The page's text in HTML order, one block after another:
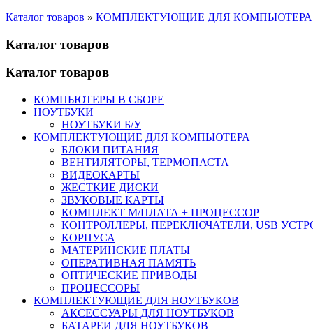
Каталог товаров » КОМПЛЕКТУЮЩИЕ ДЛЯ КОМПЬЮТЕРА
Каталог товаров
Каталог товаров
КОМПЬЮТЕРЫ В СБОРЕ
НОУТБУКИ
НОУТБУКИ Б/У
КОМПЛЕКТУЮЩИЕ ДЛЯ КОМПЬЮТЕРА
БЛОКИ ПИТАНИЯ
ВЕНТИЛЯТОРЫ, ТЕРМОПАСТА
ВИДЕОКАРТЫ
ЖЕСТКИЕ ДИСКИ
ЗВУКОВЫЕ КАРТЫ
КОМПЛЕКТ М/ПЛАТА + ПРОЦЕССОР
КОНТРОЛЛЕРЫ, ПЕРЕКЛЮЧАТЕЛИ, USB
КОРПУСА
МАТЕРИНСКИЕ ПЛАТЫ
ОПЕРАТИВНАЯ ПАМЯТЬ
ОПТИЧЕСКИЕ ПРИВОДЫ
ПРОЦЕССОРЫ
КОМПЛЕКТУЮЩИЕ ДЛЯ НОУТБУКОВ
АКСЕССУАРЫ ДЛЯ НОУТБУКОВ
БАТАРЕИ ДЛЯ НОУТБУКОВ